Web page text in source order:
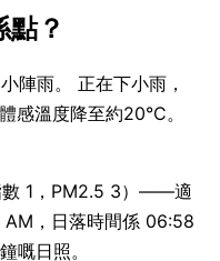
？
陣雨。 正在下小雨，
感溫度降至約20°C。
數 1，PM2.5 3）——適
，日落時間係 06:58
嘅日照。